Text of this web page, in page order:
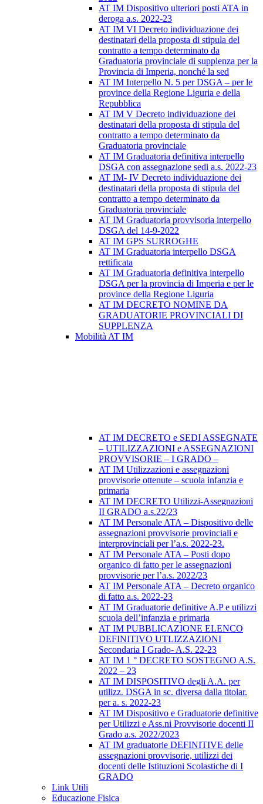
AT IM Dispositivo ulteriori posti ATA in
deroga a.s. 2022-23
AT IM VI Decreto individuazione dei
destinatari della proposta di stipula del
contratto a tempo determinato da
Graduatoria provinciale di supplenza per la
Provincia di Imperia, nonché la sed
AT IM Interpello N. 5 per DSGA – per le
province della Regione Liguria e della
Repubblica
AT IM V Decreto individuazione dei
destinatari della proposta di stipula del
contratto a tempo determinato da
Graduatoria provinciale
AT IM Graduatoria definitiva interpello
DSGA con assegnazione sedi a.s. 2022-23
AT IM- IV Decreto individuazione dei
destinatari della proposta di stipula del
contratto a tempo determinato da
Graduatoria provinciale
AT IM Graduatoria provvisoria interpello
DSGA del 14-9-2022
AT IM GPS SURROGHE
AT IM Graduatoria interpello DSGA
rettificata
AT IM Graduatoria definitiva interpello
DSGA per la provincia di Imperia e per le
province della Regione Liguria
AT IM DECRETO NOMINE DA
GRADUATORIE PROVINCIALI DI
SUPPLENZA
Mobilità AT IM
AT IM DECRETO e SEDI ASSEGNATE
– UTILIZZAZIONI e ASSEGNAZIONI
PROVVISORIE – I GRADO –
AT IM Utilizzazioni e assegnazioni
provvisorie ottenute – scuola infanzia e
primaria
AT IM DECRETO Utilizzi-Assegnazioni
II GRADO a.s.22/23
AT IM Personale ATA – Dispositivo delle
assegnazioni provvisorie provinciali e
interprovinciali per l’a.s. 2022-23.
AT IM Personale ATA – Posti dopo
organico di fatto per le assegnazioni
provvisorie per l’a.s. 2022/23
AT IM Personale ATA – Decreto organico
di fatto a.s. 2022-23
AT IM Graduatorie definitive A.P e utilizzi
scuola dell’infanzia e primaria
AT IM PUBBLICAZIONE ELENCO
DEFINITIVO UTLIZZAZIONI
Secondaria I Grado- A.S. 22-23
AT IM 1 ° DECRETO SOSTEGNO A.S.
2022 – 23
AT IM DISPOSITIVO degli A.A. per
utilizz. DSGA in sc. diversa dalla titolar.
per a. s. 2022-23
AT IM Dispositivo e Graduatorie definitive
per Utilizzi e Ass.ni Provvisorie docenti II
Grado a.s. 2022/2023
AT IM graduatorie DEFINITIVE delle
assegnazioni provvisorie, utilizzi dei
docenti delle Istituzioni Scolastiche di I
GRADO
Link Utili
Educazione Fisica